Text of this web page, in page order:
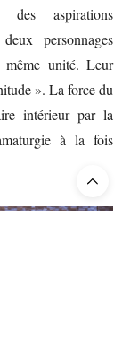
des aspirations
personnages
même unité. Leur
». La force du
intérieur par la
à la fois